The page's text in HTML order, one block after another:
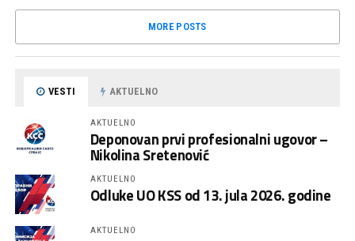
MORE POSTS
VESTI AKTUELNO
AKTUELNO
Deponovan prvi profesionalni ugovor –
Nikolina Sretenović
AKTUELNO
Odluke UO KSS od 13. jula 2026. godine
AKTUELNO